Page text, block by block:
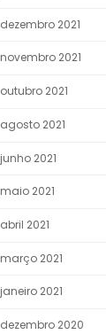
dezembro 2021
novembro 2021
outubro 2021
agosto 2021
junho 2021
maio 2021
abril 2021
março 2021
janeiro 2021
dezembro 2020